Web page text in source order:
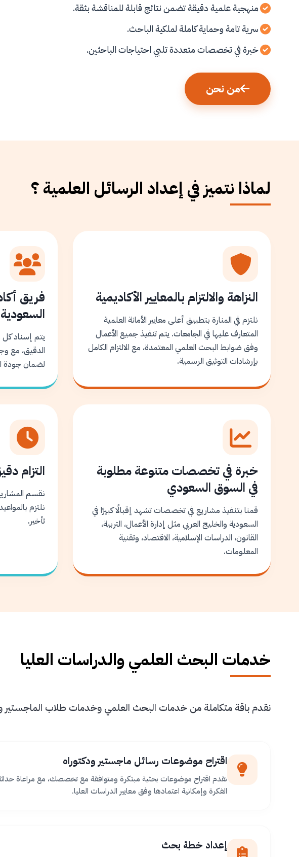
منهجية علمية دقيقة تضمن نتائج قابلة للمناقشة بثقة.
سرية تامة وحماية كاملة لملكية الباحث.
خبرة في تخصصات متعددة تلبي احتياجات الباحثين.
من نحن
لماذا نتميز في إعداد الرسائل العلمية ؟
النزاهة والالتزام بالمعايير الأكاديمية
نلتزم في المنارة بتطبيق أعلى معايير الأمانة العلمية
المتعارف عليها في الجامعات. يتم تنفيذ جميع الأعمال
وفق ضوابط البحث العلمي المعتمدة، مع الالتزام الكامل
بإرشادات التوثيق الرسمية.
فريق
يتم إسناد
الدقيق، مع
لضمان جودة
خبرة في تخصصات متنوعة مطلوبة
في السوق السعودي
قمنا بتنفيذ مشاريع في تخصصات تشهد إقبالًا كبيرًا في
السعودية والخليج العربي مثل إدارة الأعمال، التربية،
القانون، الدراسات الإسلامية، الاقتصاد، وتقنية
المعلومات.
التزام
نقسم
نلتزم
تأخير.
خدمات البحث العلمي والدراسات العليا
نقدم باقة متكاملة من خدمات البحث العلمي وخدمات طلاب الماجستير
اقتراح موضوعات رسائل ماجستير ودكتوراه
نقدم اقتراح موضوعات بحثية مبتكرة ومتوافقة مع تخصصك، مع مراعاة
الفكرة وإمكانية اعتمادها وفق معايير الدراسات العليا.
إعداد خطة بحث